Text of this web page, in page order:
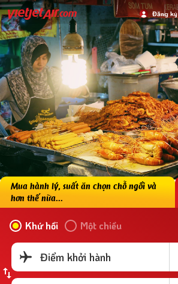
Đăng ký
Mua hành lý, suất ăn chọn chỗ ngồi và
hơn thế nữa...
Khứ hồi Một chiều
Điểm khởi hành